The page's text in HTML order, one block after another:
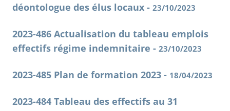
déontologue des élus locaux - 23/10/2023
2023-486 Actualisation du tableau emplois
effectifs régime indemnitaire - 23/10/2023
2023-485 Plan de formation 2023 - 18/04/2023
2023-484 Tableau des effectifs au 31